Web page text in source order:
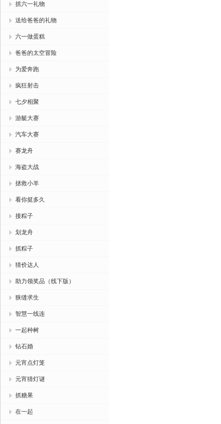
抓六一礼物
送给爸爸的礼物
六一做蛋糕
爸爸的太空冒险
为爱奔跑
疯狂射击
七夕相聚
游艇大赛
汽车大赛
赛龙舟
海盗大战
拯救小羊
看你挺多久
接粽子
划龙舟
抓粽子
猜价达人
助力领奖品（线下版）
狭缝求生
智慧一线连
一起种树
钻石婚
元宵点灯笼
元宵猜灯谜
抓糖果
在一起